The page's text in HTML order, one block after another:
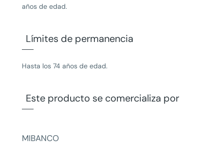
años de edad.
Límites de permanencia
Hasta los 74 años de edad.
Este producto se comercializa por
MIBANCO